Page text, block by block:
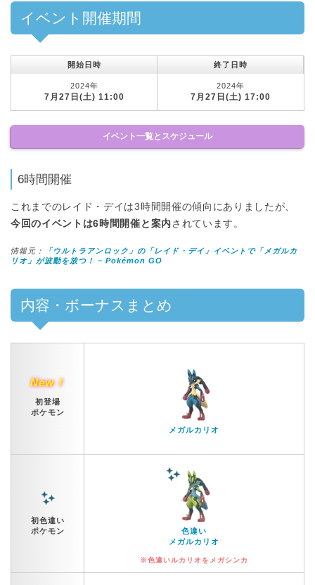
イベント開催期間
開始日時 終了日時
2024年
7月27日(土) 11:00
2024年
7月27日(土) 17:00
イベント一覧とスケジュール
6時間開催
これまでのレイド・デイは3時間開催の傾向にありましたが、
今回のイベントは6時間開催と案内 されています。
情報元：
「ウルトラアンロック」の「レイド・デイ」イベントで「メガルカ
リオ」が波動を放つ！ – Pokémon GO
内容・ボーナスまとめ
New！
初登場
ポケモン
メガルカリオ
初色違い
ポケモン
色違い
メガルカリオ
※色違いルカリオをメガシンカ